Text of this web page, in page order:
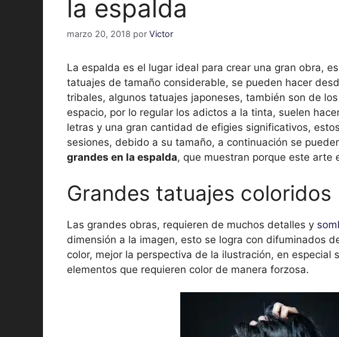
la espalda
marzo 20, 2018 por Victor
La espalda es el lugar ideal para crear una gran obra,
tatuajes de tamaño considerable, se pueden hacer
tribales, algunos tatuajes japoneses, también son de
espacio, por lo regular los adictos a la tinta, suelen
letras y una gran cantidad de efigies significativos,
sesiones, debido a su tamaño, a continuación se
grandes en la espalda, que muestran porque este arte
Grandes tatuajes coloridos
Las grandes obras, requieren de muchos detalles y
dimensión a la imagen, esto se logra con difuminados
color, mejor la perspectiva de la ilustración, en especial
elementos que requieren color de manera forzosa.